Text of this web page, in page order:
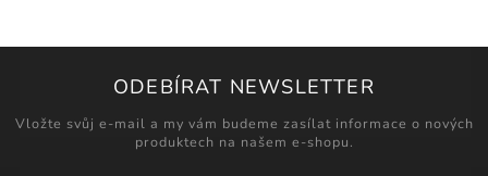
ODEBÍRAT NEWSLETTER
Vložte svůj e-mail a my vám budeme zasílat informace o nových
produktech na našem e-shopu.